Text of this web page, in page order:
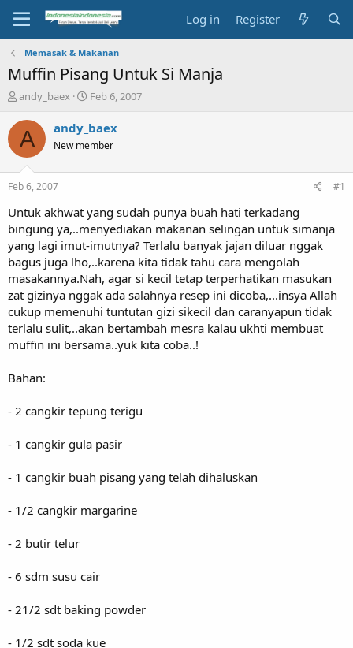
Log in Register
Memasak & Makanan
Muffin Pisang Untuk Si Manja
T
r
e
a
s
t
a
t
e
r
andy_baex
S
a
t
e
Feb 6, 2007
A andy_baex
New member
Feb 6, 2007 #1
Untuk akhwat yang sudah punya buah hati terkadang
bingung ya,..menyediakan makanan selingan untuk simanja
yang lagi imut-imutnya? Terlalu banyak jajan diluar nggak
bagus juga lho,..karena kita tidak tahu cara mengolah
masakannya.Nah, agar si kecil tetap terperhatikan masukan
zat gizinya nggak ada salahnya resep ini dicoba,...insya Allah
cukup memenuhi tuntutan gizi sikecil dan caranyapun tidak
terlalu sulit,..akan bertambah mesra kalau ukhti membuat
muffin ini bersama..yuk kita coba..!
Bahan:
- 2 cangkir tepung terigu
- 1 cangkir gula pasir
- 1 cangkir buah pisang yang telah dihaluskan
- 1/2 cangkir margarine
- 2 butir telur
- 6 sdm susu cair
- 21/2 sdt baking powder
- 1/2 sdt soda kue